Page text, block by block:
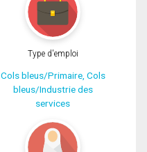
Type d'emploi
Cols bleus/Primaire, Cols
bleus/Industrie des
services